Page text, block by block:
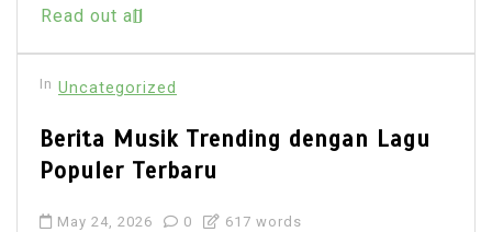
Read out all
In Uncategorized
Berita Musik Trending dengan Lagu
Populer Terbaru
May 24, 2026 0 617 words